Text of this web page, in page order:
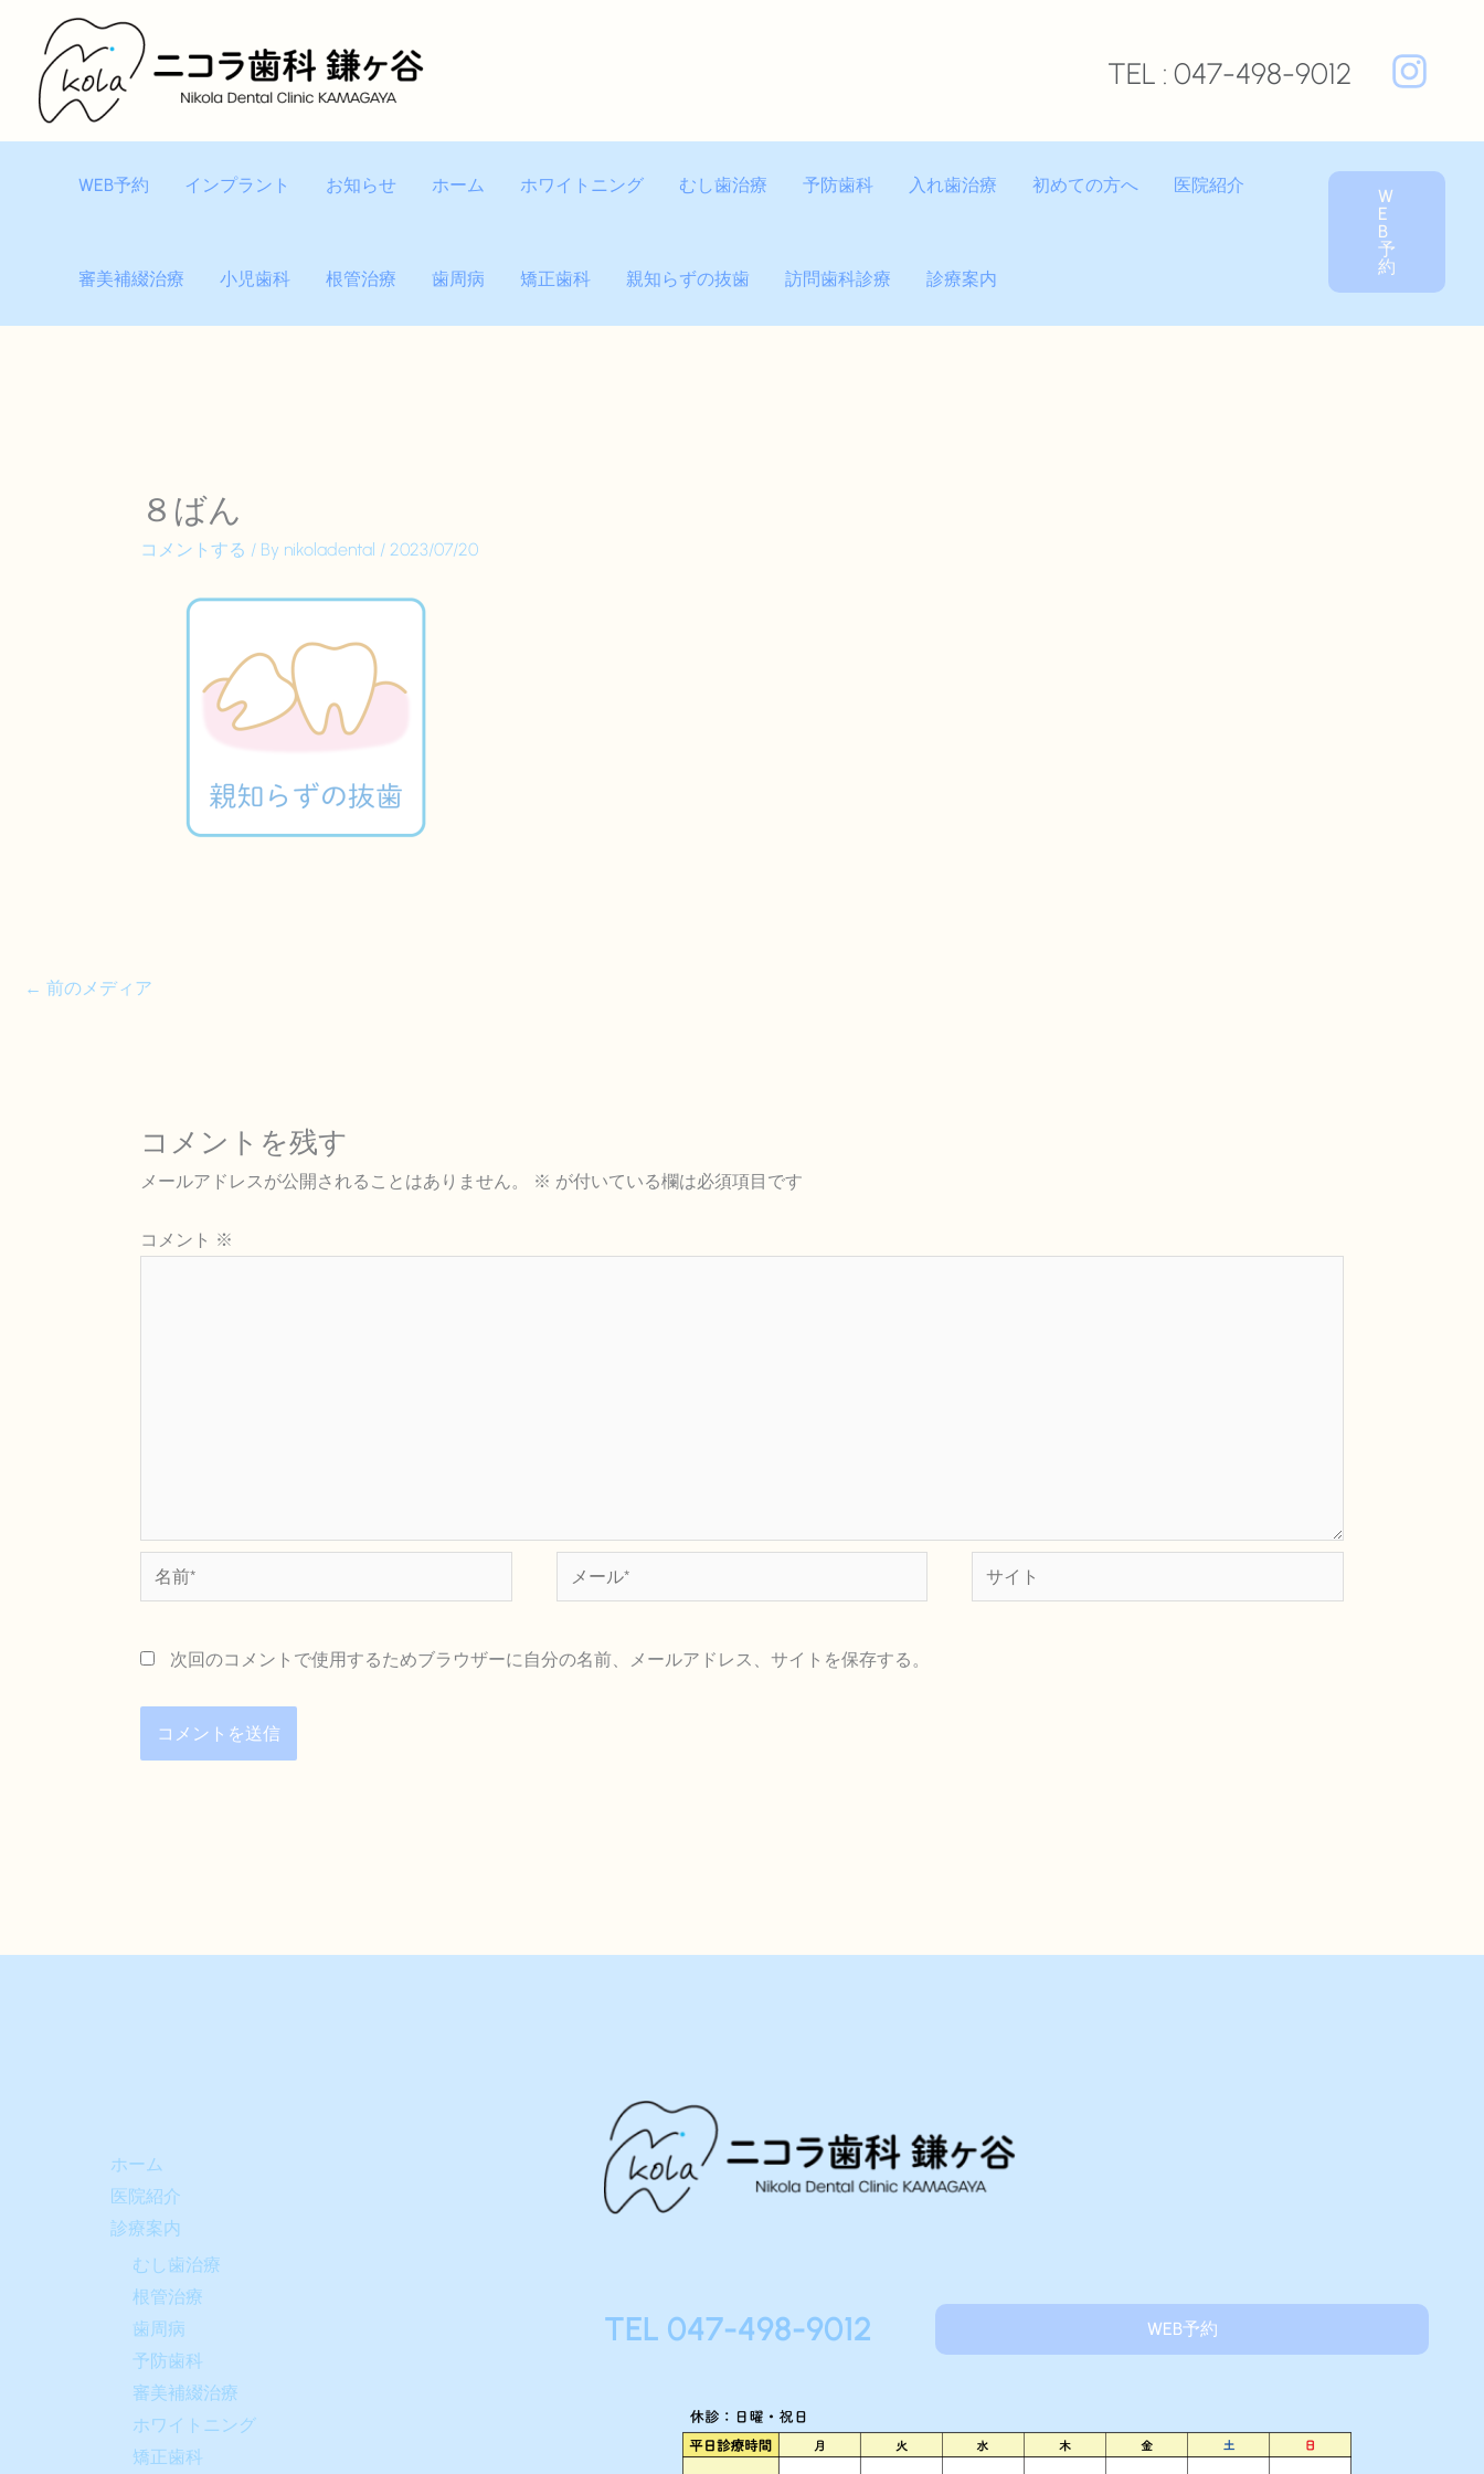
キ
TEL : 047-498-9012
WEB予約 インプラント お知らせ ホーム ホワイトニング むし歯治療 予防歯科 入れ歯治療 初めての方へ 医院紹介
審美補綴治療 小児歯科 根管治療 歯周病 矯正歯科 親知らずの抜歯 訪問歯科診療 診療案内
W
E
B
予
約
８ばん
コメントする / By nikoladental / 2023/07/20
← 前のメディア
コメントを残す
メールアドレスが公開されることはありません。 ※ が付いている欄は必須項目です
コメント ※
前
ー
*
イ
次回のコメントで使用するためブラウザーに自分の名前、メールアドレス、サイトを保存する。
ホーム
医院紹介
診療案内
むし歯治療
根管治療
歯周病
予防歯科
審美補綴治療
ホワイトニング
矯正歯科
TEL 047-498-9012 WEB予約